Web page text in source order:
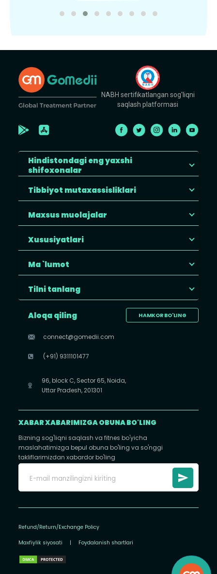
NABH sertifikatlangan sog'liqni
saqlash platformasi
Hindistondagi eng yaxshi
shifoxonalar
Tibbiyot mutaxassisliklari
Maxsus muolajalar
Xususiyatlari
Ma `lumot
Tilni tanlang
HAMKOR BO'LING
Aloqa qiling
connect@gomedii.com
(+91) 9311101477
96, block C, Sector 65, Noida,
Uttar Pradesh, 201301
XABAR XABARIMIZGA OBUNA BO'LING
Bizning sog'liqni saqlash va fitnes bo'yicha
maslahatimizga bepul obuna bo'ling va so'nggi
takliflarimizdan xabardor bo'ling
Refund/Return/Exchange Policy
Maxfiylik siyosati | Foydalanish shartlari